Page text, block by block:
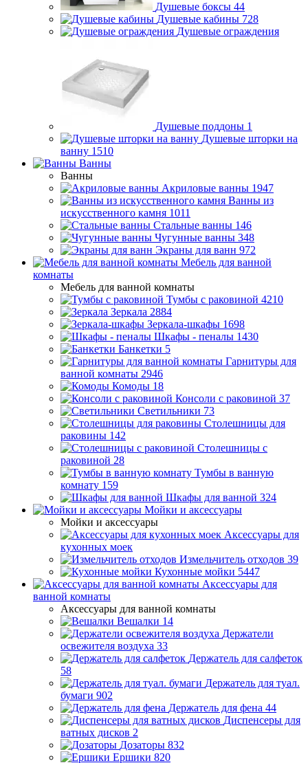
Душевые боксы 44
Душевые кабины 728
Душевые ограждения
Душевые поддоны 1
Душевые шторки на
ванну 1510
Ванны
Ванны
Акриловые ванны 1947
Ванны из
искусственного камня 1011
Стальные ванны 146
Чугунные ванны 348
Экраны для ванн 972
Мебель для ванной
комнаты
Мебель для ванной комнаты
Тумбы с раковиной 4210
Зеркала 2884
Зеркала-шкафы 1698
Шкафы - пеналы 1430
Банкетки 5
Гарнитуры для
ванной комнаты 2946
Комоды 18
Консоли с раковиной 37
Светильники 73
Столешницы для
раковины 142
Столешницы с
раковиной 28
Тумбы в ванную
комнату 159
Шкафы для ванной 324
Мойки и аксессуары
Мойки и аксессуары
Аксессуары для
кухонных моек
Измельчитель отходов 39
Кухонные мойки 5447
Аксессуары для
ванной комнаты
Аксессуары для ванной комнаты
Вешалки 14
Держатели
освежителя воздуха 33
Держатель для салфеток
58
Держатель для туал.
бумаги 902
Держатель для фена 44
Диспенсеры для
ватных дисков 2
Дозаторы 832
Ершики 820